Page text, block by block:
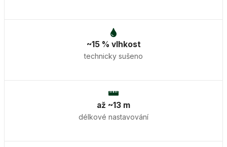
~15 % vlhkost
technicky sušeno
až ~13 m
délkové nastavování